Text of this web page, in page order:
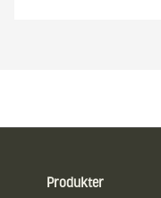
Produkter